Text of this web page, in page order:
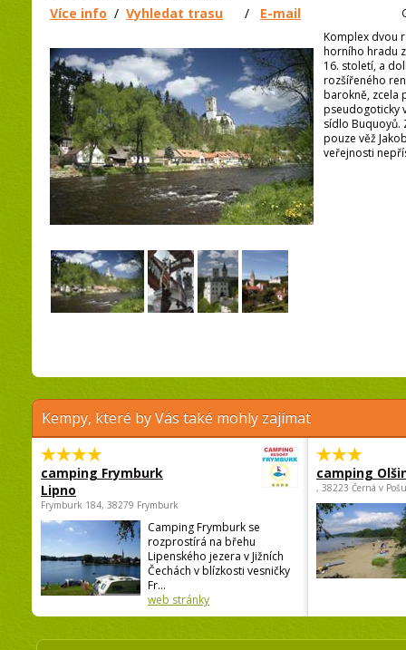
Více info / Vyhledat trasu / E-mail
Komplex dvou
horního hradu
16. století, a
rozšířeného
barokně, zcela
pseudogoticky
sídlo Buquoyů.
pouze věž
veřejnosti
Kempy, které by Vás také mohly zajímat
camping Frymburk
Lipno
Frymburk 184, 38279 Frymburk
Camping Frymburk se
rozprostírá na břehu
Lipenského jezera v Jižních
Čechách v blízkosti vesničky
Fr...
web stránky
camping
, 38223 Černá v